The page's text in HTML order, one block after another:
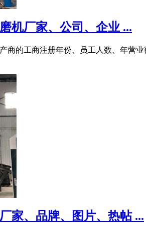
机厂家、公司、企业 ...
商的工商注册年份、员工人数、年营
家、品牌、图片、热帖 ...